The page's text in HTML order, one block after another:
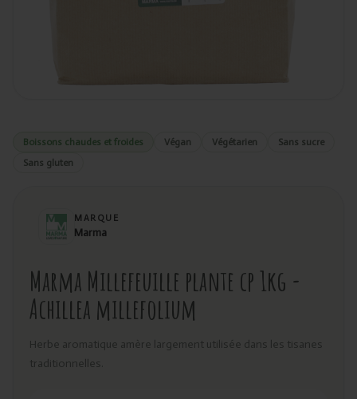
Boissons chaudes et froides Végan Végétarien
Sans sucre
Sans gluten
MARQUE
Marma
Marma Millefeuille plante cp 1kg -
Achillea millefolium
Herbe aromatique amère largement utilisée dans les tisanes
traditionnelles.